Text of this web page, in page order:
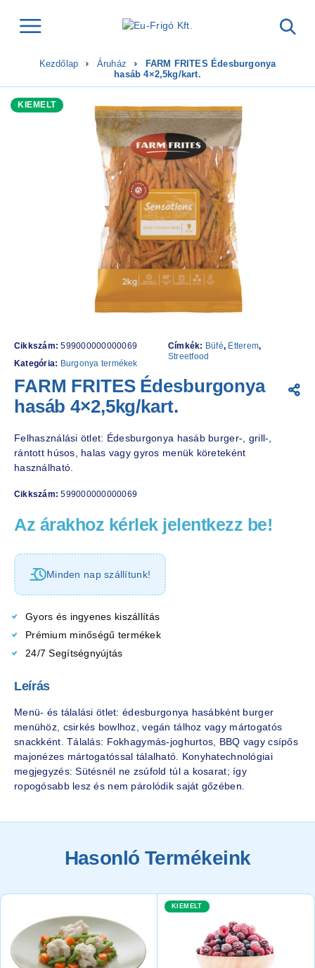
Kezdőlap Áruház
FARM FRITES Édesburgonya
hasáb 4×2,5kg/kart.
KIEMELT
Cikkszám:599000000000069
Kategória: Burgonya termékek
Címkék: Büfé, Étterem,
Streetfood
FARM FRITES Édesburgonya
hasáb 4×2,5kg/kart.
Felhasználási ötlet: Édesburgonya hasáb burger-, grill-,
rántott húsos, halas vagy gyros menük köreteként
használható.
Cikkszám:599000000000069
Az árakhoz kérlek jelentkezz be!
Minden nap szállítunk!
Gyors és ingyenes kiszállítás
Prémium minőségű termékek
24/7 Segítségnyújtás
Leírás
Menü- és tálalási ötlet: édesburgonya hasábként burger
menühöz, csirkés bowlhoz, vegán tálhoz vagy mártogatós
snackként. Tálalás: Fokhagymás-joghurtos, BBQ vagy csípős
majonézes mártogatóssal tálalható. Konyhatechnológiai
megjegyzés: Sütésnél ne zsúfold túl a kosarat; így
ropogósabb lesz és nem párolódik saját gőzében.
Hasonló Termékeink
KIEMELT